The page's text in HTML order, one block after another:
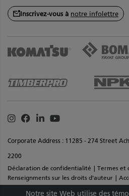
Inscrivez-vous à notre infolettre
Corporate Address : 11285 - 274 Street
2200
Déclaration de confidentialité
Termes et
Renseignments sur les droits d'auteur
Instagram
Facebook
LinkedinYoutube
Notre site Web utilise des